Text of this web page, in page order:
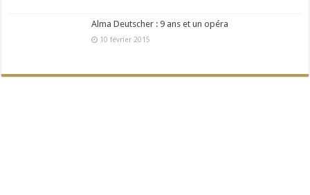
Alma Deutscher : 9 ans et un opéra
10 février 2015